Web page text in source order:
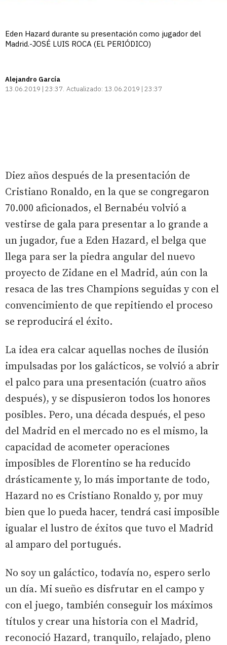
Eden Hazard durante su presentación como jugador del
Madrid.-JOSÉ LUIS ROCA (EL PERIÓDICO)
Alejandro García
13.06.2019 | 23:37 Actualizado: 13.06.2019 | 23:37
Diez años después de la presentación de
Cristiano Ronaldo, en la que se congregaron
70.000 aficionados, el Bernabéu volvió a
vestirse de gala para presentar a lo grande a
un jugador, fue a Eden Hazard, el belga que
llega para ser la piedra angular del nuevo
proyecto de Zidane en el Madrid, aún con la
resaca de las tres Champions seguidas y con el
convencimiento de que repitiendo el proceso
se reproducirá el éxito.
La idea era calcar aquellas noches de ilusión
impulsadas por los galácticos, se volvió a abrir
el palco para una presentación (cuatro años
después), y se dispusieron todos los honores
posibles. Pero, una década después, el peso
del Madrid en el mercado no es el mismo, la
capacidad de acometer operaciones
imposibles de Florentino se ha reducido
drásticamente y, lo más importante de todo,
Hazard no es Cristiano Ronaldo y, por muy
bien que lo pueda hacer, tendrá casi imposible
igualar el lustro de éxitos que tuvo el Madrid
al amparo del portugués.
No soy un galáctico, todavía no, espero serlo
un día. Mi sueño es disfrutar en el campo y
con el juego, también conseguir los máximos
títulos y crear una historia con el Madrid,
reconoció Hazard, tranquilo, relajado, pleno